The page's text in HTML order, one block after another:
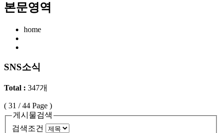
본문영역
home
SNS소식
Total : 347개
( 31 / 44 Page )
게시물검색
검색조건